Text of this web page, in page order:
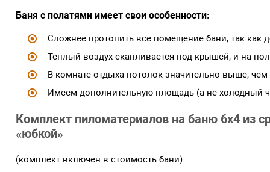
Баня с полатями имеет свои особенности:
Сложнее протопить все помещение бани, так
Теплый воздух скапливается под крышей, и на
В комнате отдыха потолок значительно выше,
Имеем дополнительную площадь (а не холодный
Комплект пиломатериалов на баню 6х4 из
«юбкой»
(комплект включен в стоимость бани)